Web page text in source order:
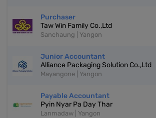
Purchaser
Taw Win Family Co.,Ltd
Sanchaung | Yangon
Junior Accountant
Alliance Packaging Solution Co.,Ltd
Mayangone | Yangon
Payable Accountant
Pyin Nyar Pa Day Thar
Lanmadaw | Yangon